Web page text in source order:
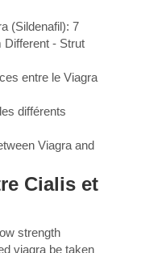
(Sildenafil): 7
Different - Strut
entre le Viagra
différents
Viagra and
Cialis et
strength
viagra be taken